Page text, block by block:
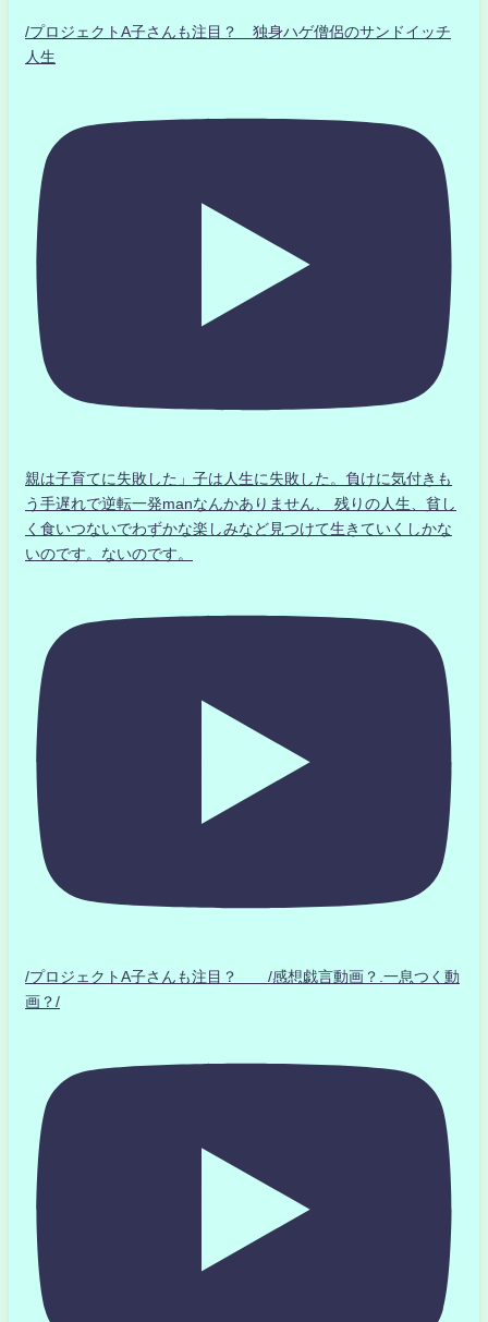
/プロジェクトA子さんも注目？ 独身ハゲ僧侶のサンドイッチ
人生
親は子育てに失敗した」子は人生に失敗した。負けに気付きも
う手遅れで逆転一発manなんかありません、 残りの人生、貧し
く食いつないでわずかな楽しみなど見つけて生きていくしかな
いのです。ないのです。
/プロジェクトA子さんも注目？ /感想戯言動画？.一息つく動
画？/